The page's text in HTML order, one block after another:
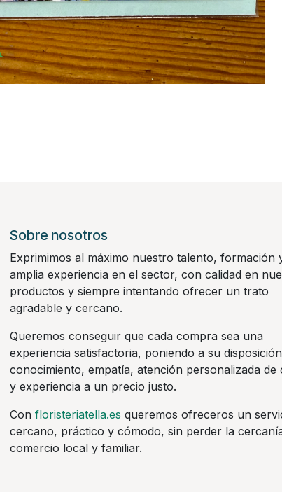
Sobre nosotros
Exprimimos al máximo nuestro talento, formación
amplia experiencia en el sector, con calidad en
productos y siempre intentando ofrecer un trato
agradable y cercano.
Queremos conseguir que cada compra sea una
experiencia satisfactoria, poniendo a su disposición
conocimiento, empatía, atención personalizada de
y experiencia a un precio justo.
Con floristeriatella.es queremos ofreceros un
cercano, práctico y cómodo, sin perder la
comercio local y familiar.